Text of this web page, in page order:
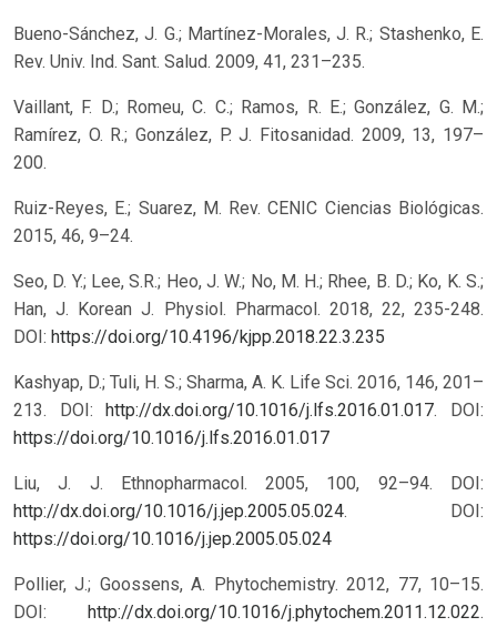
Bueno-Sánchez, J. G.; Martínez-Morales, J. R.; Stashenko, E.
Rev. Univ. Ind. Sant. Salud. 2009, 41, 231–235.
Vaillant, F. D.; Romeu, C. C.; Ramos, R. E.; González, G. M.;
Ramírez, O. R.; González, P. J. Fitosanidad. 2009, 13, 197–
200.
Ruiz-Reyes, E.; Suarez, M. Rev. CENIC Ciencias Biológicas.
2015, 46, 9–24.
Seo, D. Y.; Lee, S.R.; Heo, J. W.; No, M. H.; Rhee, B. D.; Ko, K. S.;
Han, J. Korean J. Physiol. Pharmacol. 2018, 22, 235-248.
DOI: https://doi.org/10.4196/kjpp.2018.22.3.235
Kashyap, D.; Tuli, H. S.; Sharma, A. K. Life Sci. 2016, 146, 201–
213. DOI:http://dx.doi.org/10.1016/j.lfs.2016.01.017. DOI:
https://doi.org/10.1016/j.lfs.2016.01.017
Liu, J. J. Ethnopharmacol. 2005, 100, 92–94. DOI:
http://dx.doi.org/10.1016/j.jep.2005.05.024. DOI:
https://doi.org/10.1016/j.jep.2005.05.024
Pollier, J.; Goossens, A. Phytochemistry. 2012, 77, 10–15.
DOI: http://dx.doi.org/10.1016/j.phytochem.2011.12.022.